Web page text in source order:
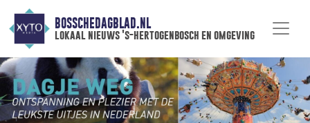
BOSSCHEDAGBLAD.NL
lokaal nieuws 's-hertogenbosch en omgeving